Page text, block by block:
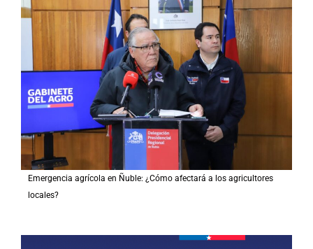
Emergencia agrícola en Ñuble: ¿Cómo afectará a los agricultores
locales?